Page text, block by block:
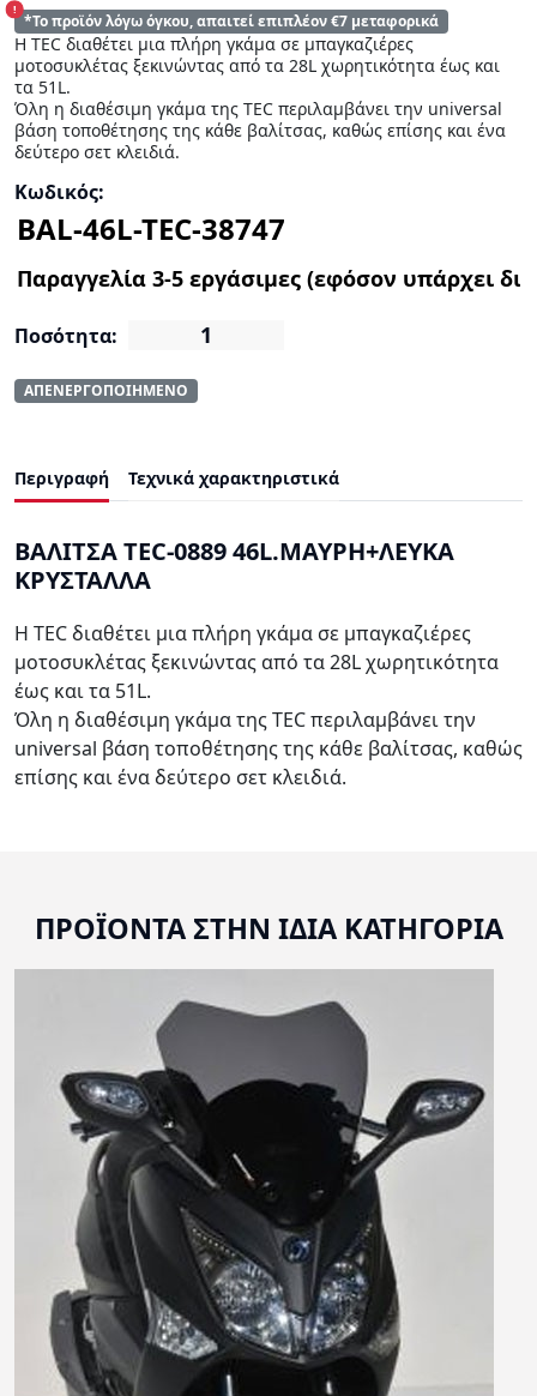
*Το προϊόν λόγω όγκου, απαιτεί επιπλέον €7 μεταφορικά
!
Η TEC διαθέτει μια πλήρη γκάμα σε μπαγκαζιέρες
μοτοσυκλέτας ξεκινώντας από τα 28L χωρητικότητα έως και
τα 51L.
Όλη η διαθέσιμη γκάμα της TEC περιλαμβάνει την universal
βάση τοποθέτησης της κάθε βαλίτσας, καθώς επίσης και ένα
δεύτερο σετ κλειδιά.
Κωδικός:
Ποσότητα:
ΑΠΕΝΕΡΓΟΠΟΙΗΜΕΝΟ
Περιγραφή Τεχνικά χαρακτηριστικά
ΒΑΛΙΤΣΑ TEC-0889 46L.ΜΑΥΡΗ+ΛΕΥΚΑ
ΚΡΥΣΤΑΛΛΑ
Η TEC διαθέτει μια πλήρη γκάμα σε μπαγκαζιέρες
μοτοσυκλέτας ξεκινώντας από τα 28L χωρητικότητα
έως και τα 51L.
Όλη η διαθέσιμη γκάμα της TEC περιλαμβάνει την
universal βάση τοποθέτησης της κάθε βαλίτσας, καθώς
επίσης και ένα δεύτερο σετ κλειδιά.
ΠΡΟΪΟΝΤΑ ΣΤΗΝ ΙΔΙΑ ΚΑΤΗΓΟΡΙΑ